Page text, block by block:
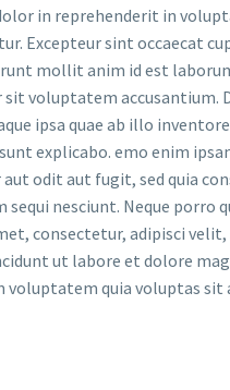
in reprehenderit in
Excepteur sint occaecat
mollit anim id est
sit voluptatem accusantium.
ipsa quae ab illo
explicabo. emo enim
odit aut fugit, sed quia
nesciunt. Neque porro
consectetur, adipisci velit,
ut labore et dolore
voluptatem quia voluptas